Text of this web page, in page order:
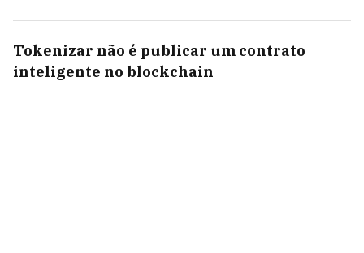
Tokenizar não é publicar um contrato
inteligente no blockchain